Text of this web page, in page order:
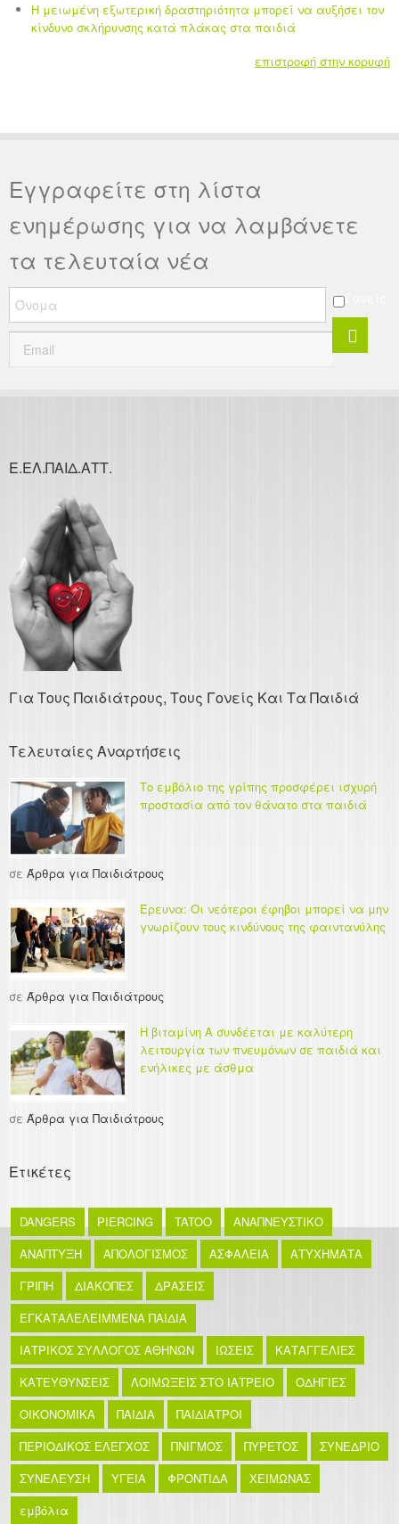
Η μειωμένη εξωτερική δραστηριότητα μπορεί να αυξήσει τον
κίνδυνο σκλήρυνσης κατά πλάκας στα παιδιά
επιστροφή στην κορυφή
Εγγραφείτε στη λίστα
ενημέρωσης για να λαμβάνετε
τα τελευταία νέα
Γονείς
Ε.ΕΛ.ΠΑΙΔ.ΑΤΤ.
Για Τους Παιδιάτρους, Τους Γονείς Και Τα Παιδιά
Τελευταίες Αναρτήσεις
Το εμβόλιο της γρίπης προσφέρει ισχυρή
προστασία από τον θάνατο στα παιδιά
σε Άρθρα για Παιδιάτρους
Έρευνα: Οι νεότεροι έφηβοι μπορεί να μην
γνωρίζουν τους κινδύνους της φαιντανύλης
σε Άρθρα για Παιδιάτρους
Η βιταμίνη Α συνδέεται με καλύτερη
λειτουργία των πνευμόνων σε παιδιά και
ενήλικες με άσθμα
σε Άρθρα για Παιδιάτρους
Ετικέτες
DANGERS PIERCING TATOO
ΑΝΑΠΝΕΥΣΤΙΚΟ
ΑΝΑΠΤΥΞΗ
ΑΠΟΛΟΓΙΣΜΟΣ ΑΣΦΑΛΕΙΑ
ΑΤΥΧΗΜΑΤΑ
ΓΡΙΠΗ
ΔΙΑΚΟΠΕΣ
ΔΡΑΣΕΙΣ
ΕΓΚΑΤΑΛΕΛΕΙΜΜΕΝΑ ΠΑΙΔΙΑ
ΙΑΤΡΙΚΟΣ ΣΥΛΛΟΓΟΣ ΑΘΗΝΩΝ
ΙΩΣΕΙΣ
ΚΑΤΑΓΓΕΛΙΕΣ
ΚΑΤΕΥΘΥΝΣΕΙΣ
ΛΟΙΜΩΞΕΙΣ ΣΤΟ ΙΑΤΡΕΙΟ
ΟΔΗΓΙΕΣ
ΟΙΚΟΝΟΜΙΚΑ
ΠΑΙΔΙΑ
ΠΑΙΔΙΑΤΡΟΙ
ΠΕΡΙΟΔΙΚΟΣ ΕΛΕΓΧΟΣ
ΠΝΙΓΜΟΣ ΠΥΡΕΤΟΣ
ΣΥΝΕΔΡΙΟ
ΣΥΝΕΛΕΥΣΗ
ΥΓΕΙΑ ΦΡΟΝΤΙΔΑ
ΧΕΙΜΩΝΑΣ
εμβόλια